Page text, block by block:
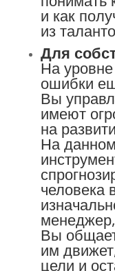
и как
из
Для
На
ошибки
Вы
имеют
на
На
человека
Вы
им
цели и